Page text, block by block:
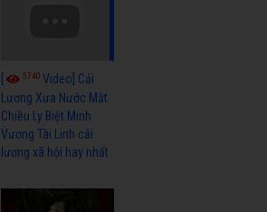
5740Video] Cải
Lương Xưa Nước Mắt
Chiều Ly Biệt Minh
Vương Tài Linh cải
lương xã hội hay nhất